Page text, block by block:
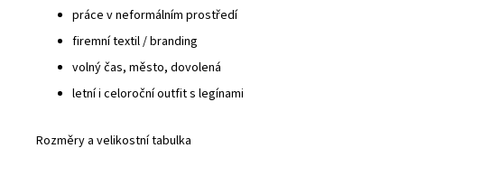
práce v neformálním prostředí
firemní textil / branding
volný čas, město, dovolená
letní i celoroční outfit s legínami
Rozměry a velikostní tabulka